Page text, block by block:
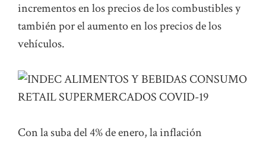
incrementos en los precios de los combustibles y
también por el aumento en los precios de los
vehículos.
Con la suba del 4% de enero, la inflación